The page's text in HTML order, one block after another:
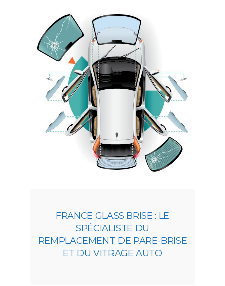
FRANCE GLASS BRISE : LE
SPÉCIALISTE DU
REMPLACEMENT DE PARE-BRISE
ET DU VITRAGE AUTO